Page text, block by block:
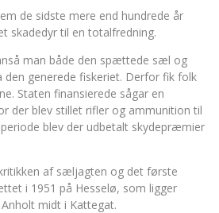
de sidste mere end hundrede år
skadedyr til en totalfredning.
man både den spættede sæl og
generede fiskeriet. Derfor fik folk
Staten finansierede sågar en
der blev stillet rifler og ammunition til
blev der udbetalt skydepræmier
af sæljagten og det første
i 1951 på Hesselø, som ligger
midt i Kattegat.